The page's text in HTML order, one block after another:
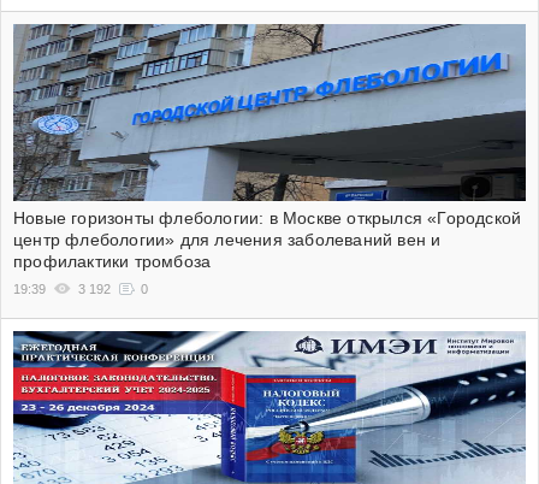
Новые горизонты флебологии: в Москве открылся «Городской
центр флебологии» для лечения заболеваний вен и
профилактики тромбоза
19:39 3 192 0